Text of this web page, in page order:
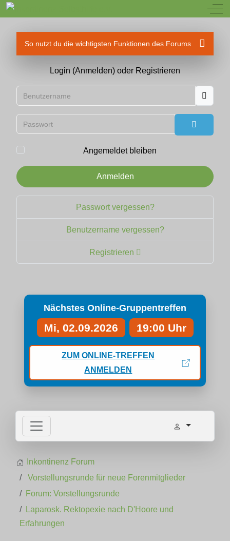
Off-
So nutzt du die wichtigsten Funktionen des Forums
Login (Anmelden) oder Registrieren
Benutzername
Passwort
Passwort
Angemeldet bleiben
Anmelden
Passwort vergessen?
Benutzername vergessen?
Registrieren
Nächstes Online-Gruppentreffen
Mi, 02.09.2026 19:00 Uhr
ZUM ONLINE-TREFFEN
ANMELDEN
Inkontinenz Forum
Vorstellungsrunde für neue Forenmitglieder
Forum: Vorstellungsrunde
Laparosk. Rektopexie nach D'Hoore und
Erfahrungen